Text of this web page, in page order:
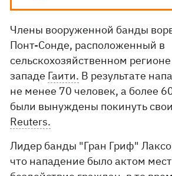
Члены вооруженной банды
Понт-Сонде, расположенный в
сельскохозяйственном
западе Гаити. В результате
не менее 70 человек, а более
были вынуждены покинуть
Reuters.
Лидер банды "Гран Гриф"
что нападение было актом